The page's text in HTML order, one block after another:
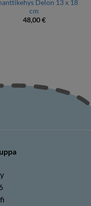
Delon 13 x 18
cm
48,00€